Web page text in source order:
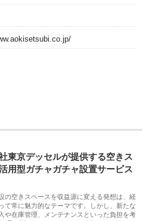
東京デッセルが提供する空きス
用型ガチャガチャ設置サービス
の空きスペースを収益源に変える発想は、経
て常に魅力的なテーマです。しかし、新たな
や在庫管理、メンテナンスといった負担を考